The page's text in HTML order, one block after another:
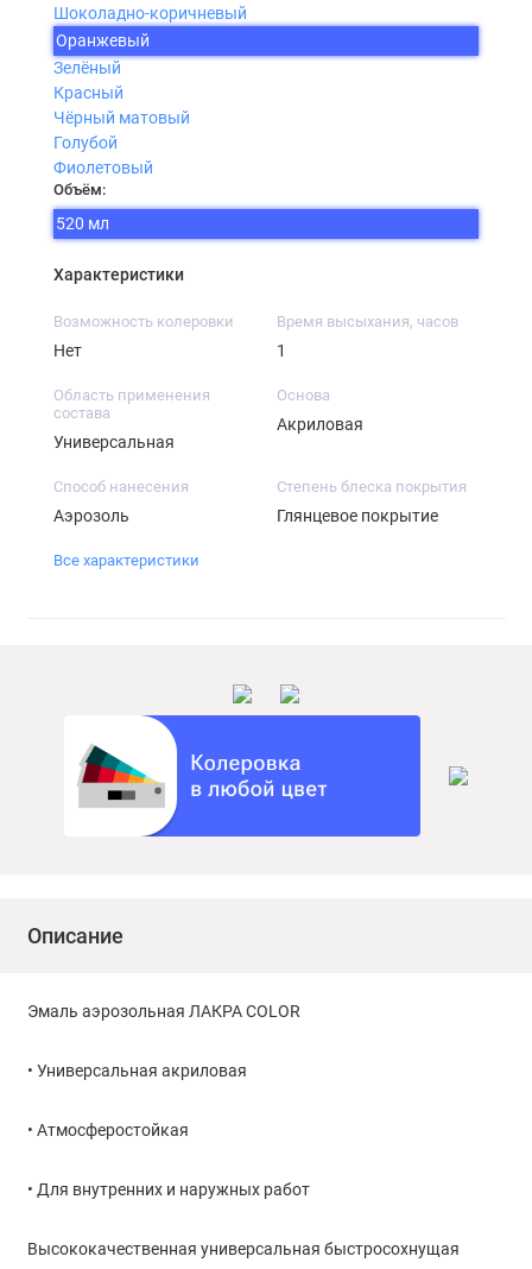
Шоколадно-коричневый
Оранжевый
Зелёный
Красный
Чёрный матовый
Голубой
Фиолетовый
Объём:
520 мл
Характеристики
Возможность колеровки
Нет
Время высыхания, часов
1
Область применения
состава
Универсальная
Основа
Акриловая
Способ нанесения
Аэрозоль
Степень блеска покрытия
Глянцевое покрытие
Все характеристики
Описание
Эмаль аэрозольная ЛАКРА COLOR
• Универсальная акриловая
• Атмосферостойкая
• Для внутренних и наружных работ
Высококачественная универсальная быстросохнущая